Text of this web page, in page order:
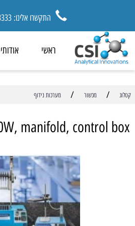
התקשרו אלינו: 03-9673333
ראשי אודותינו
מכשור / מערכות נידוף
900W, manifold,